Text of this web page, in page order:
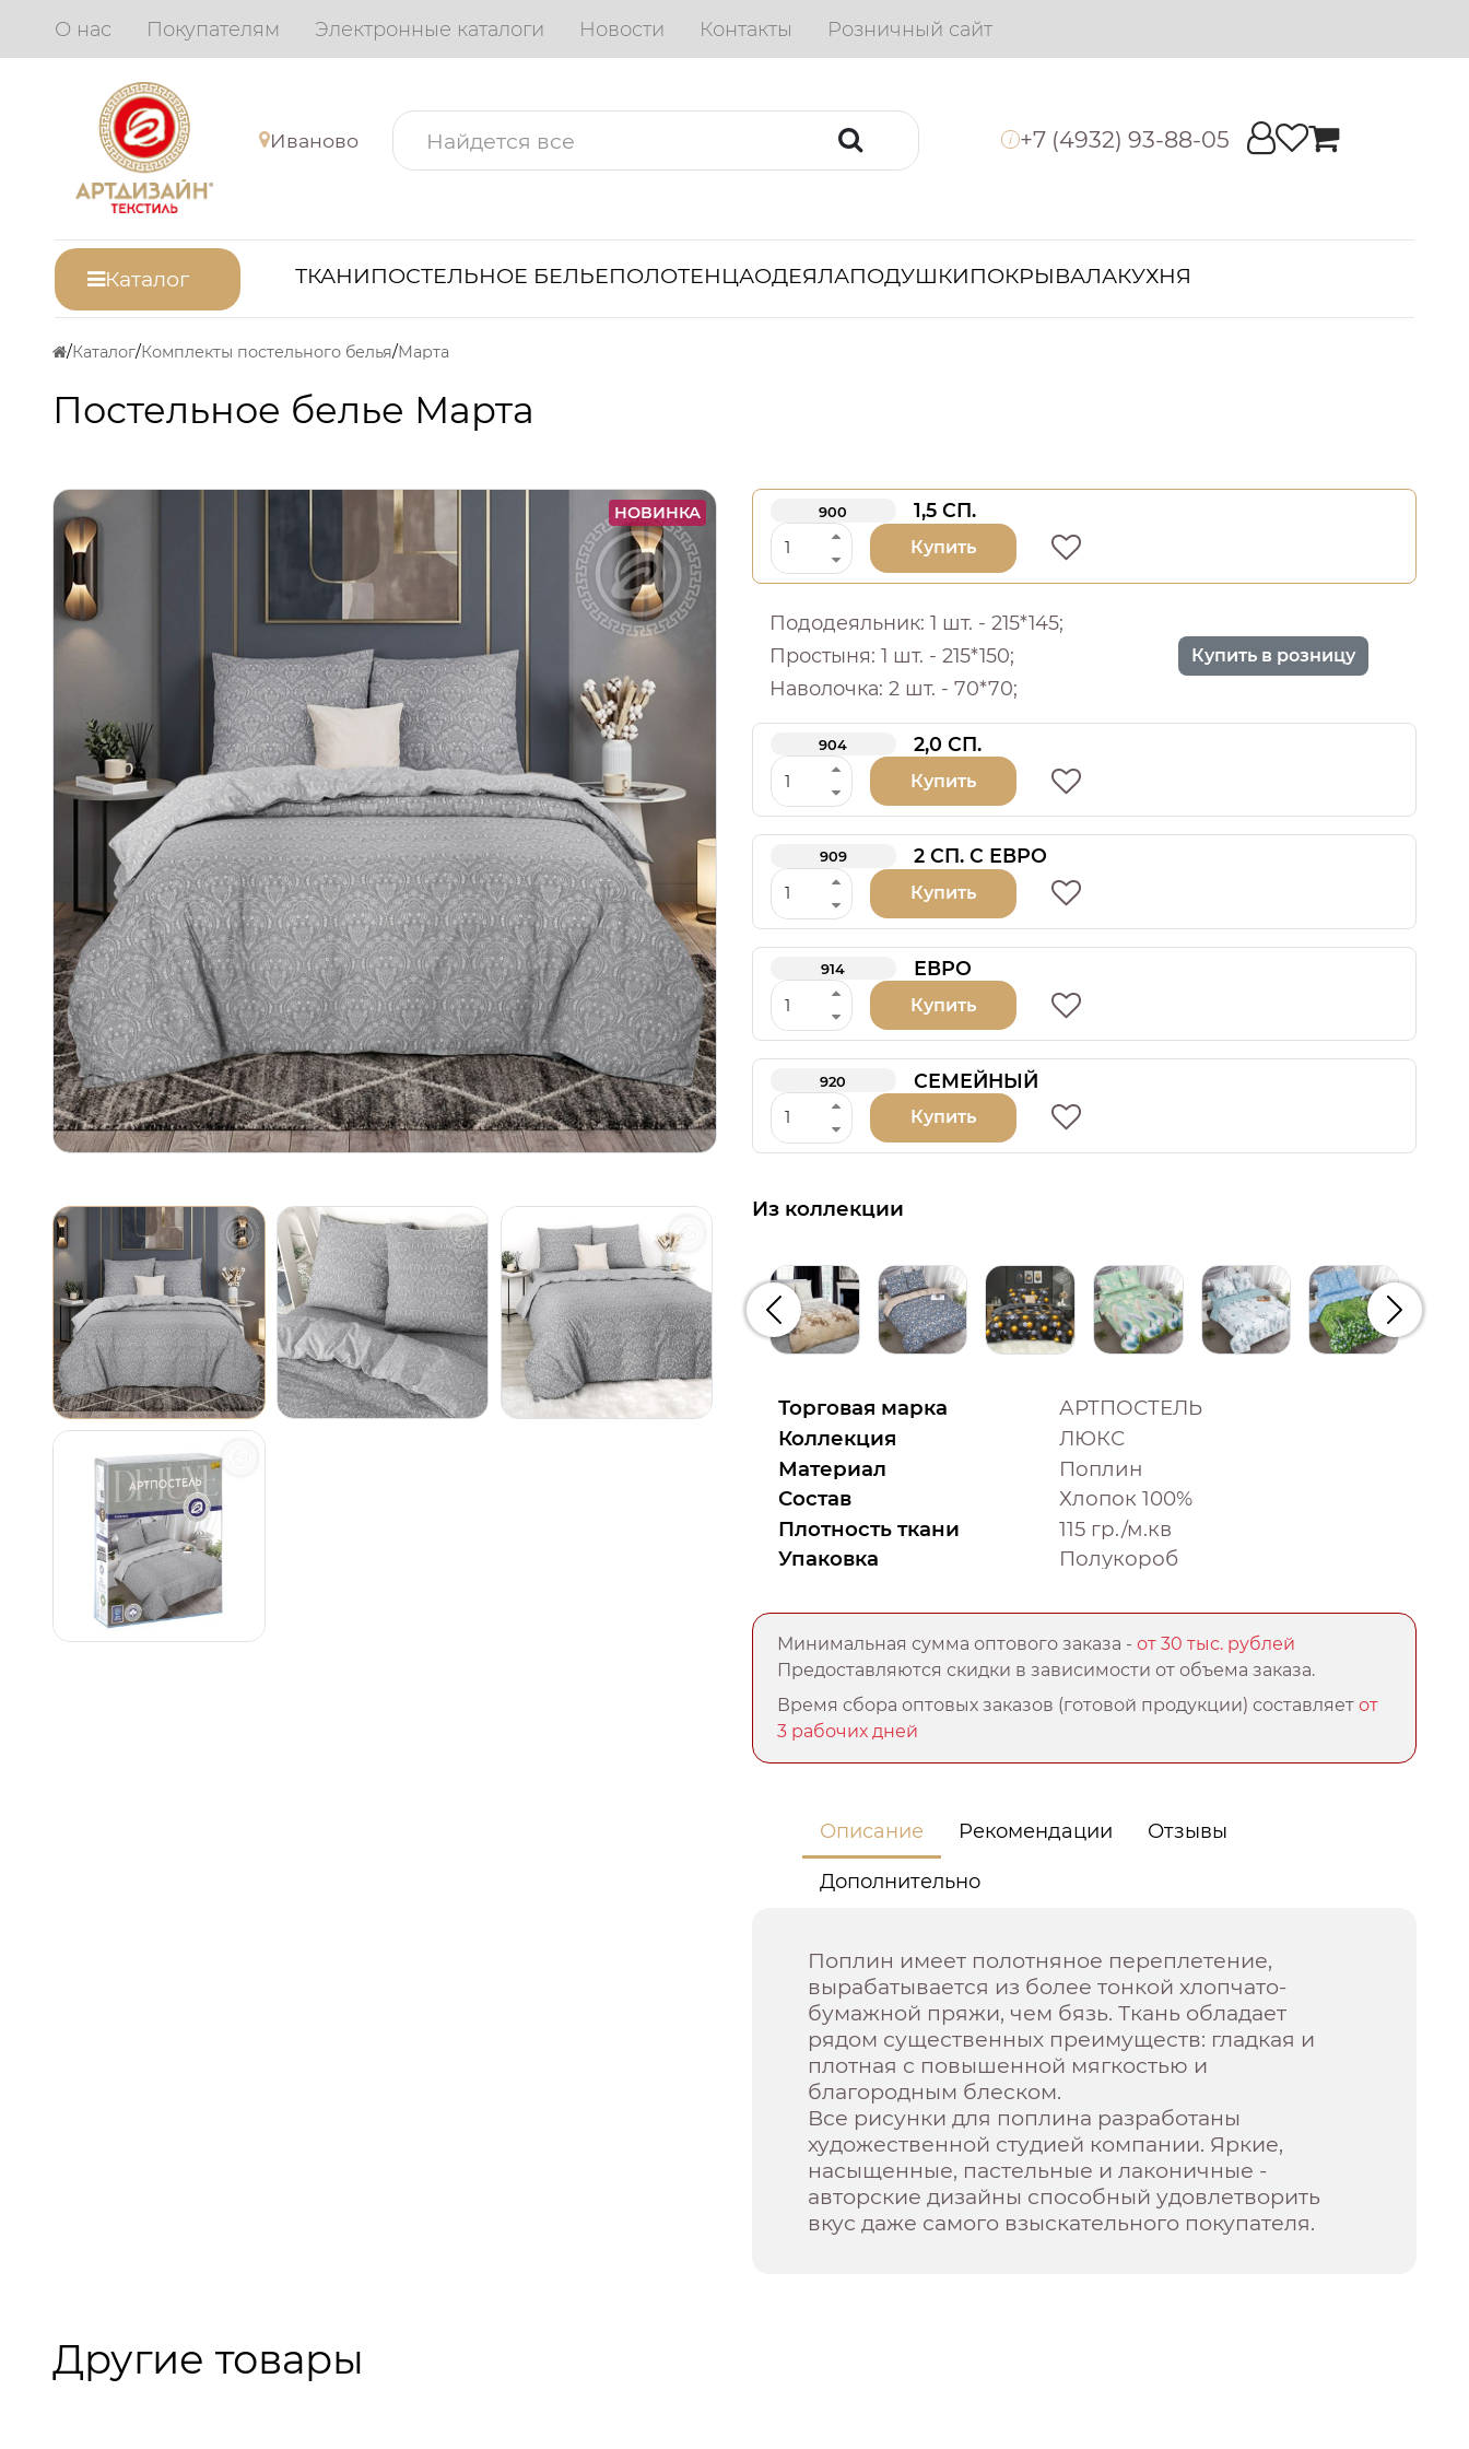
О нас Покупателям Электронные каталоги Новости Контакты Розничный сайт
Иваново i +7 (4932) 93-88-05
Каталог ТКАНИПОСТЕЛЬНОЕ БЕЛЬЕПОЛОТЕНЦАОДЕЯЛАПОДУШКИПОКРЫВАЛАКУХНЯ
Каталог Комплекты постельного белья Марта
Постельное белье Марта
НОВИНКА 900 1,5 СП.
Купить
Пододеяльник: 1 шт. - 215*145;
Простыня: 1 шт. - 215*150;
Наволочка: 2 шт. - 70*70;
Купить в розницу
904 2,0 СП.
Купить
909 2 СП. С ЕВРО
Купить
914 ЕВРО
Купить
920 СЕМЕЙНЫЙ
Купить
Из коллекции
Предыдущий
Торговая марка
АРТПОСТЕЛЬ
Коллекция
ЛЮКС
Материал
Поплин
Состав
Хлопок 100%
Плотность ткани
115 гр./м.кв
Упаковка
Полукороб
Минимальная сумма оптового заказа -от 30 тыс. рублей
Предоставляются скидки в зависимости от объема заказа.
Время сбора оптовых заказов (готовой продукции) составляетот
3 рабочих дней
Описание Рекомендации Отзывы
Дополнительно
Поплин имеет полотняное переплетение,
вырабатывается из более тонкой хлопчато-
бумажной пряжи, чем бязь. Ткань обладает
рядом существенных преимуществ: гладкая и
плотная с повышенной мягкостью и
благородным блеском.
Все рисунки для поплина разработаны
художественной студией компании. Яркие,
насыщенные, пастельные и лаконичные -
авторские дизайны способный удовлетворить
вкус даже самого взыскательного покупателя.
Другие товары